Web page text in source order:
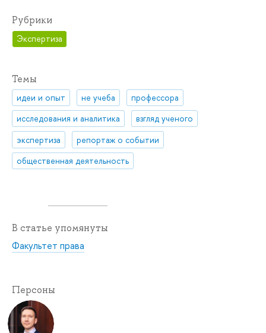
Рубрики
Экспертиза
Темы
идеи и опыт не учеба
профессора
исследования и аналитика
взгляд ученого
экспертиза
репортаж о событии
общественная деятельность
В статье упомянуты
Факультет права
Персоны